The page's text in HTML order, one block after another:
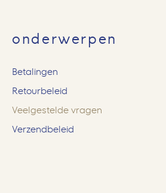
onderwerpen
Betalingen
Retourbeleid
Veelgestelde vragen
Verzendbeleid